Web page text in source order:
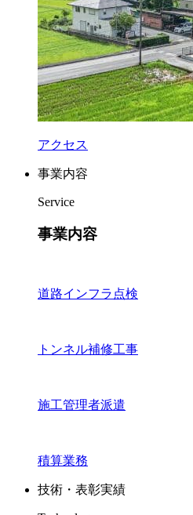
アクセス
事業内容
Service
事業内容
道路インフラ点検
トンネル補修工事
施工管理者派遣
積算業務
技術・表彰実績